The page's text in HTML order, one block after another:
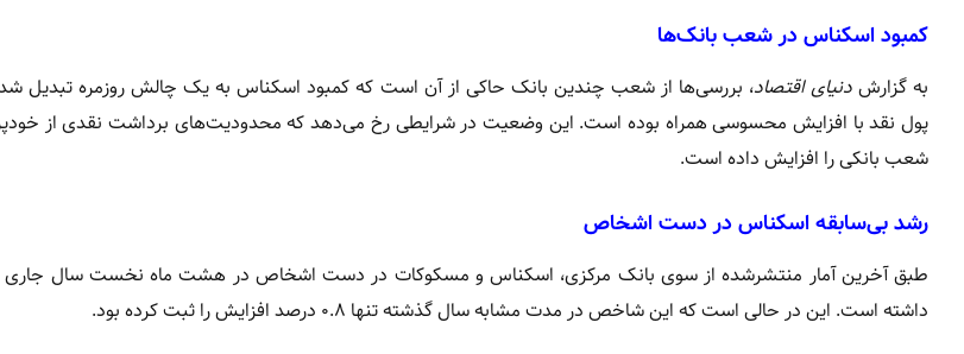
کمبود اسکناس در شعب بانک‌ها
به گزارشدنیای اقتصاد، بررسی‌ها از شعب چندین بانک حاکی از آن است که کمبود اسکناس به یک چالش روزمره تبدیل
پول نقد با افزایش محسوسی همراه بوده است. این وضعیت در شرایطی رخ می‌دهد که محدودیت‌های برداشت نقدی از
شعب بانکی را افزایش داده است.
رشد بی‌سابقه اسکناس در دست اشخاص
داشته است. این در حالی است که این شاخص در مدت مشابه سال گذشته تنها ۰.۸ درصد افزایش را ثبت کرده بود.